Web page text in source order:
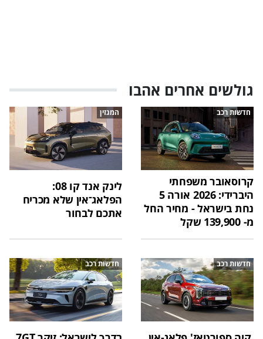
גולשים אחרים אהבו
חדשות רכב
קרוסאובר משפחתי
היברידי: 2026 אורה 5
נחת בישראל - מחיר החל
מ- 139,900 שקל
המגזין
לינק אנד קו 08:
הפלאג־אין שלא מכריח
אתכם לבחור
חדשות רכב חדשות רכב